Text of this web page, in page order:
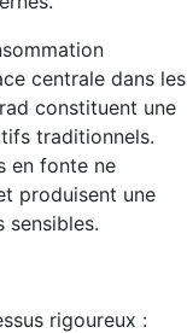
centrale dans les
constituent une
traditionnels.
en fonte ne
produisent une
sensibles.
rigoureux :